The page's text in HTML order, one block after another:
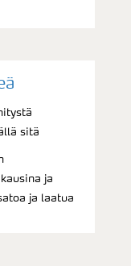
sitä
ja
ja laatua